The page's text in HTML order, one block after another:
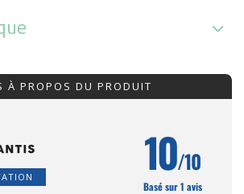
À PROPOS DU PRODUIT
10/10
Basé sur 1 avis